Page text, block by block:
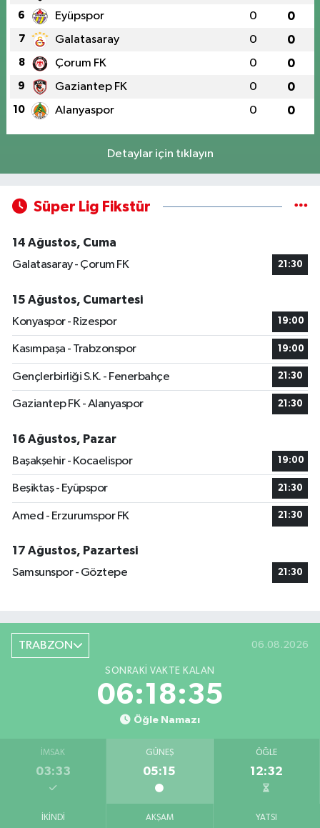
6 Eyüpspor 0 0
7 Galatasaray 0 0
8 Çorum FK 0 0
9 Gaziantep FK 0 0
10 Alanyaspor 0 0
Detaylar için tıklayın
Süper Lig Fikstür
14 Ağustos, Cuma
Galatasaray - Çorum FK
21:30
15 Ağustos, Cumartesi
Konyaspor - Rizespor
19:00
Kasımpaşa - Trabzonspor 19:00
Gençlerbirliği S.K. - Fenerbahçe 21:30
Gaziantep FK - Alanyaspor 21:30
16 Ağustos, Pazar
Başakşehir - Kocaelispor
19:00
Beşiktaş - Eyüpspor 21:30
Amed - Erzurumspor FK 21:30
17 Ağustos, Pazartesi
Samsunspor - Göztepe
21:30
TRABZON 06.08.2026
SONRAKI VAKTE KALAN
06:18:34
Öğle Namazı
İMSAK
03:33
GÜNEŞ
05:15
ÖĞLE
12:32
İKINDI AKŞAM YATSI